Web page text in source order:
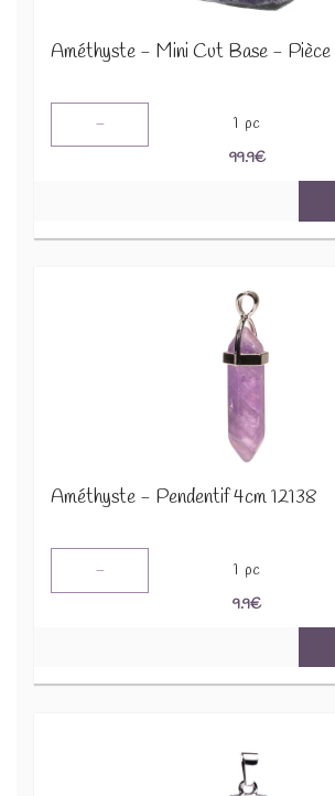
- 1 pc
99.9€
Améthyste - Pendentif 4cm 12138
- 1 pc
9.9€